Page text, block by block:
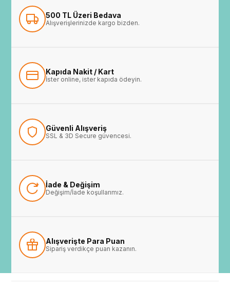
500 TL Üzeri Bedava
Alışverişlerinizde kargo bizden.
Kapıda Nakit / Kart
İster online, ister kapıda ödeyin.
Güvenli Alışveriş
SSL & 3D Secure güvencesi.
İade & Değişim
Değişim/İade koşullarımız.
Alışverişte Para Puan
Sipariş verdikçe puan kazanın.